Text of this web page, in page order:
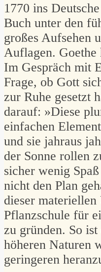
1770 ins
Buch unter den
großes Aufsehen
Auflagen. Goethe
Im Gespräch mit
Frage, ob Gott
zur Ruhe gesetzt
darauf: »Diese
einfachen
und sie jahraus
der Sonne rollen
sicher wenig
nicht den Plan
dieser materiellen
Pflanzschule für
zu gründen. So
höheren Naturen
geringeren